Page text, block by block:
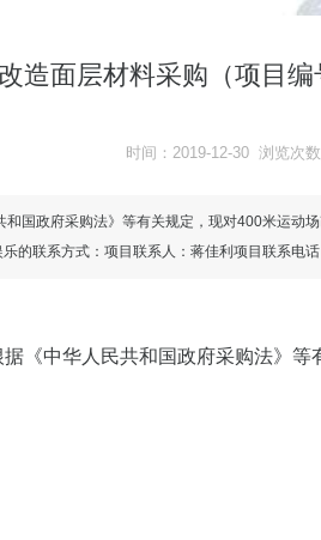
造面层材料采购（项目
时间：2019-12-30 浏览次
国政府采购法》等有关规定，现对400米运
的联系方式：项目联系人：蒋佳利项目联系电
《中华人民共和国政府采购法》